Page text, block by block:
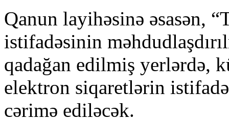
Qanun layihəsinə əsasən,
istifadəsinin
qadağan edilmiş yerlərdə,
elektron siqaretlərin
cərimə ediləcək.